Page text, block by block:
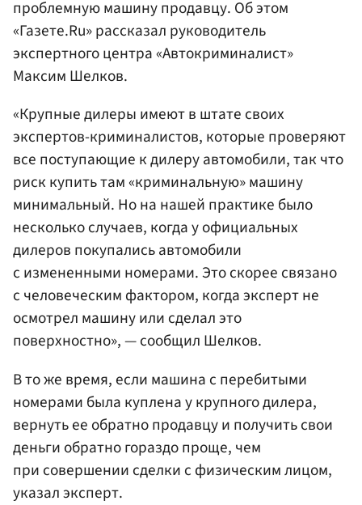
проблемную машину продавцу. Об этом
«Газете.Ru» рассказал руководитель
экспертного центра «Автокриминалист»
Максим Шелков.
«Крупные дилеры имеют в штате своих
экспертов-криминалистов, которые проверяют
все поступающие к дилеру автомобили, так что
риск купить там «криминальную» машину
минимальный. Но на нашей практике было
несколько случаев, когда у официальных
дилеров покупались автомобили
с измененными номерами. Это скорее связано
с человеческим фактором, когда эксперт не
осмотрел машину или сделал это
поверхностно», — сообщил Шелков.
В то же время, если машина с перебитыми
номерами была куплена у крупного дилера,
вернуть ее обратно продавцу и получить свои
деньги обратно гораздо проще, чем
при совершении сделки с физическим лицом,
указал эксперт.